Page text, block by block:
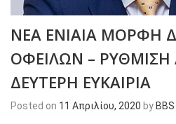
ΝΕΑ ΕΝΙΑΙΑ ΜΟΡΦΗ
ΟΦΕΙΛΩΝ –
ΔΕΥΤΕΡΗ ΕΥΚΑΙΡΙΑ
Posted on 11 Απριλίου, 2020 by